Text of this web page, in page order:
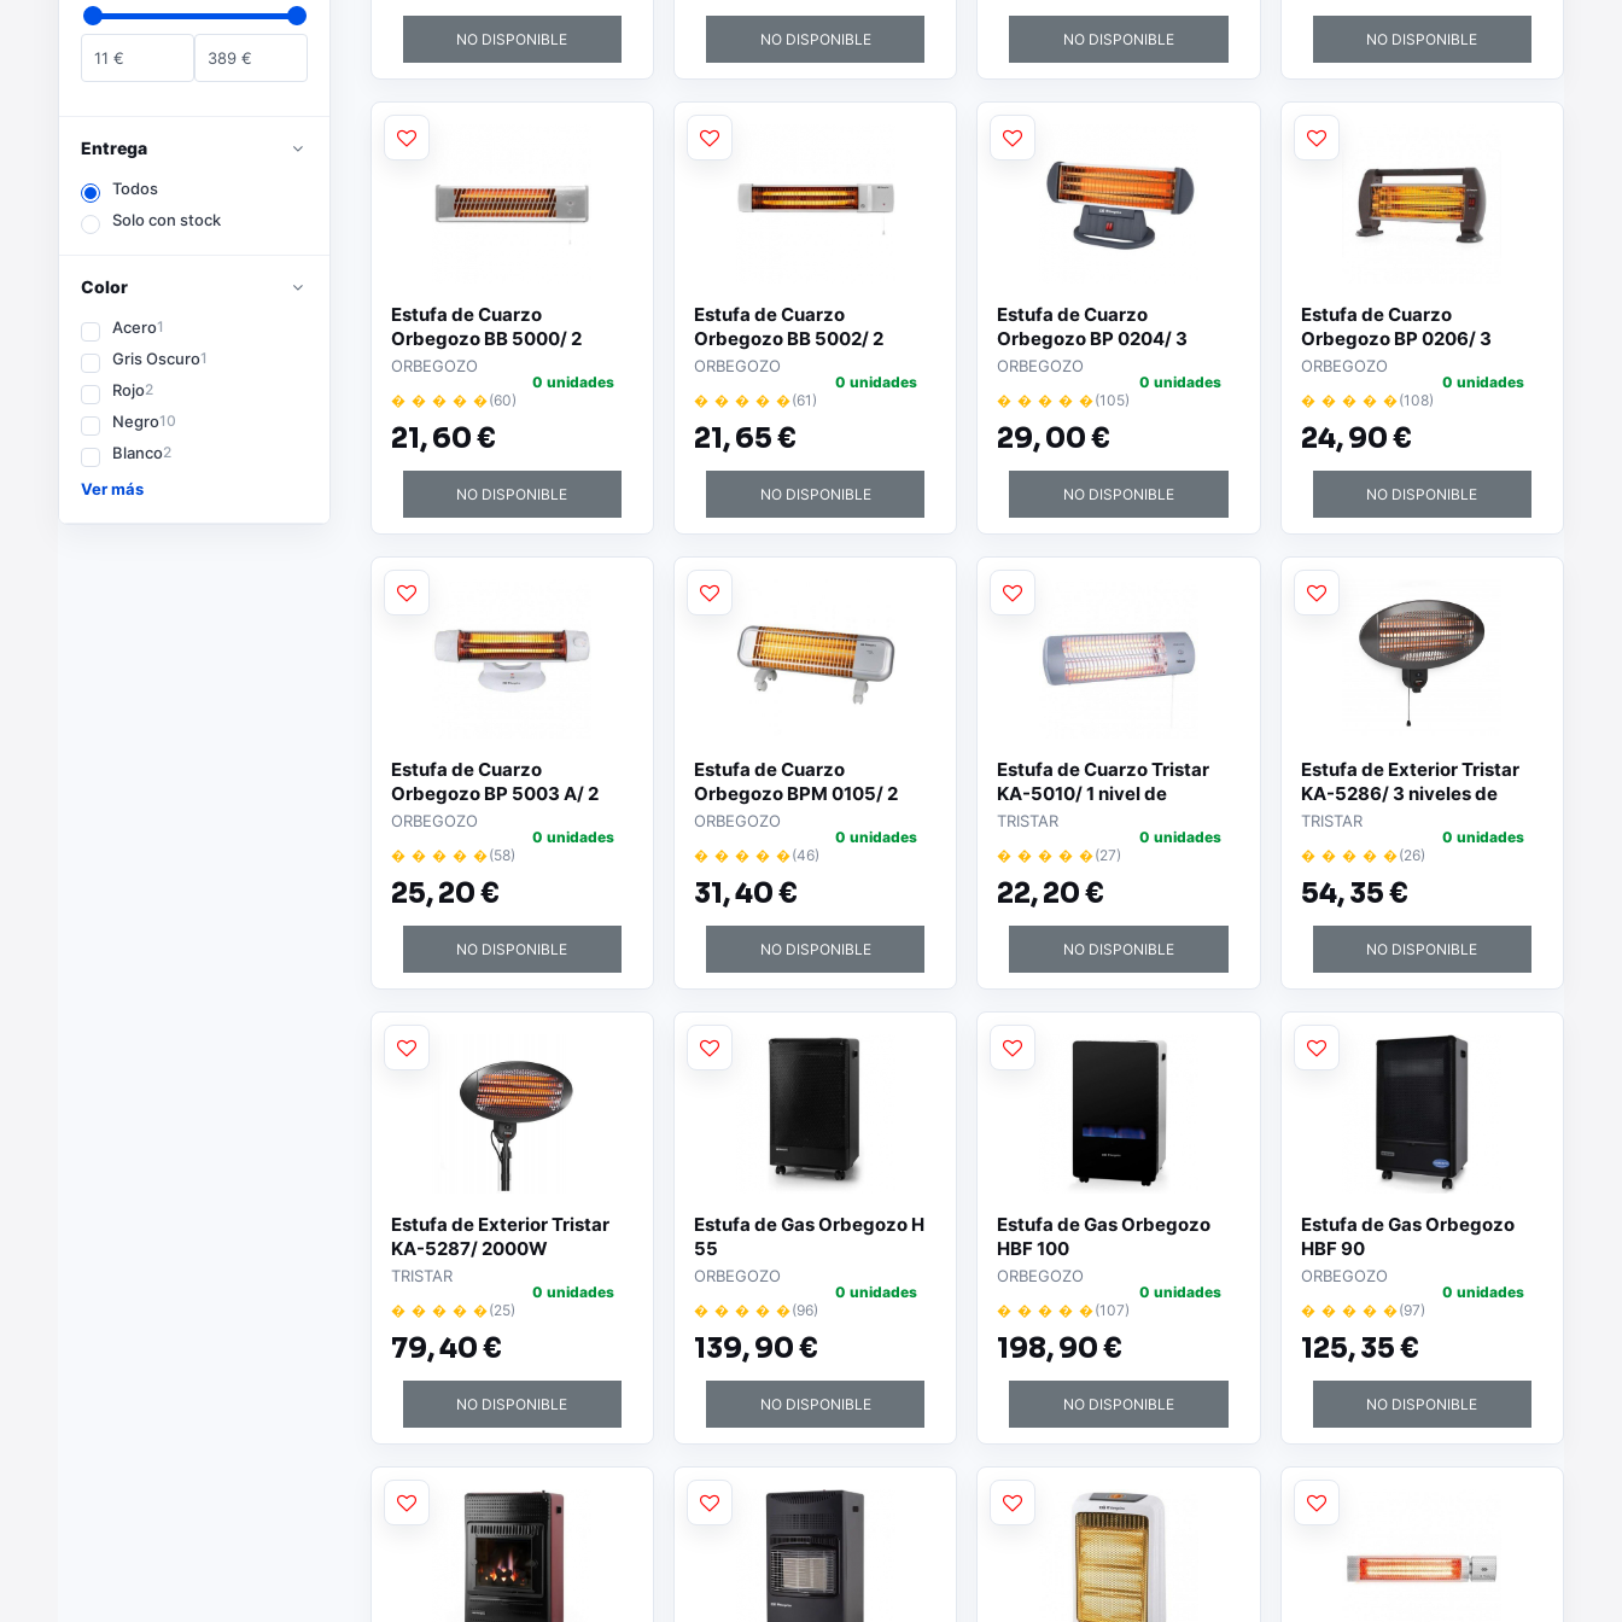
11 € 389 €
Entrega
Todos
Solo con stock
Color
Acero1
Gris Oscuro1
Rojo2
Negro10
Blanco2
Ver más
Proteccion - Color Negro
NO DISPONIBLE
Ajustable - Color Negro
NO DISPONIBLE NO DISPONIBLE NO DISPONIBLE
Estufa de Cuarzo
Orbegozo BB 5000/ 2
niveles de potencia/
ORBEGOZO
� � � � �(60)
21,60 €
0 unidades
NO DISPONIBLE
Estufa de Cuarzo
Orbegozo BB 5002/ 2
niveles de potencia/
ORBEGOZO
� � � � �(61)
21,65 €
0 unidades
NO DISPONIBLE
Estufa de Cuarzo
Orbegozo BP 0204/ 3
niveles de potencia/
ORBEGOZO
� � � � �(105)
29,00 €
0 unidades
NO DISPONIBLE
Estufa de Cuarzo
Orbegozo BP 0206/ 3
niveles de potencia/
ORBEGOZO
� � � � �(108)
24,90 €
0 unidades
NO DISPONIBLE
Estufa de Cuarzo
Orbegozo BP 5003 A/ 2
niveles de potencia/
ORBEGOZO
� � � � �(58)
25,20 €
0 unidades
NO DISPONIBLE
Estufa de Cuarzo
Orbegozo BPM 0105/ 2
niveles de potencia/
ORBEGOZO
� � � � �(46)
31,40 €
0 unidades
NO DISPONIBLE
Estufa de Cuarzo Tristar
KA-5010/ 1 nivel de
potencia/ 1200W
TRISTAR
� � � � �(27)
22,20 €
0 unidades
NO DISPONIBLE
Estufa de Exterior Tristar
KA-5286/ 3 niveles de
potencia/ 2000W
TRISTAR
� � � � �(26)
54,35 €
0 unidades
NO DISPONIBLE
Estufa de Exterior Tristar
KA-5287/ 2000W
TRISTAR
� � � � �(25)
79,40 €
0 unidades
NO DISPONIBLE
Estufa de Gas Orbegozo H
55
ORBEGOZO
� � � � �(96)
139,90 €
0 unidades
NO DISPONIBLE
Estufa de Gas Orbegozo
HBF 100
ORBEGOZO
� � � � �(107)
198,90 €
0 unidades
NO DISPONIBLE
Estufa de Gas Orbegozo
HBF 90
ORBEGOZO
� � � � �(97)
125,35 €
0 unidades
NO DISPONIBLE